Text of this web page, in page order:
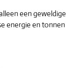
een
energie en